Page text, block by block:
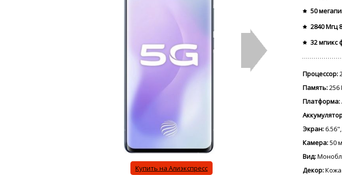
Купить на Алиэкспресс
50
2840 Мгц
32 мпикс
Процессор:
Память:256
Платформа:
Экран:
Камера:50
Вид:
Декор:Кожа